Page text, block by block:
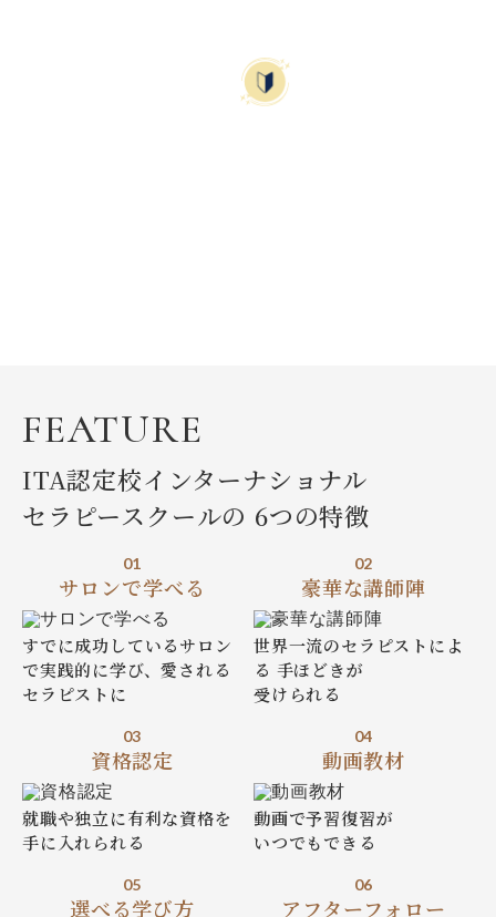
FEATURE
ITA認定校インターナショナル
セラピースクールの 6つの特徴
01
サロンで学べる
すでに成功しているサロン
で実践的に学び、愛される
セラピストに
02
豪華な講師陣
世界一流のセラピストによ
る 手ほどきが
受けられる
03
資格認定
就職や独立に有利な資格を
手に入れられる
04
動画教材
動画で予習復習が
いつでもできる
05
選べる学び方
06
アフターフォロー